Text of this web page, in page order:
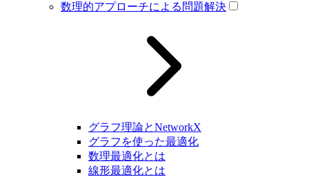
数理的アプローチによる問題解決
グラフ理論とNetworkX
グラフを使った最適化
数理最適化とは
線形最適化とは